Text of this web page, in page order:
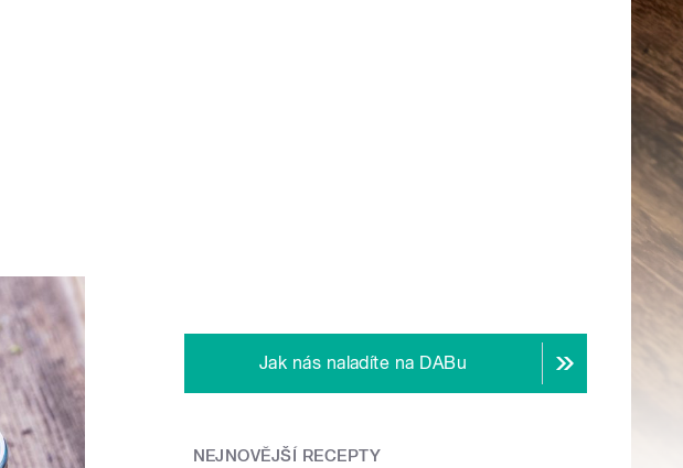
Jak nás naladíte na DABu
NEJNOVĚJŠÍ RECEPTY